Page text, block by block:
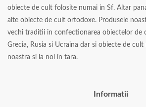
obiecte de cult folosite numai in Sf. Altar
alte obiecte de cult ortodoxe. Produsele
vechi traditii in confectionarea obiectelor de
Grecia, Rusia si Ucraina dar si obiecte de
noastra si la noi in tara.
Informatii